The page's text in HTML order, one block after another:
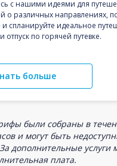
с нашими идеями для
о различных направлениях,
спланируйте идеальное
отпуск по горячей путевке.
больше
были собраны в
и могут быть
дополнительные услуги
плата.